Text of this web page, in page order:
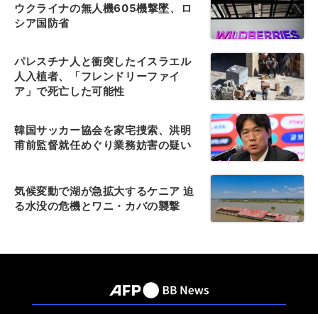
ウクライナの無人機605機撃墜、ロ
シア国防省
パレスチナ人と衝突したイスラエル
人入植者、「フレンドリーファイ
ア」で死亡した可能性
韓国サッカー協会を家宅捜索、洪明
甫前監督就任めぐり業務妨害の疑い
気候変動で湖が急拡大するケニア 迫
る水没の危機とワニ・カバの襲撃